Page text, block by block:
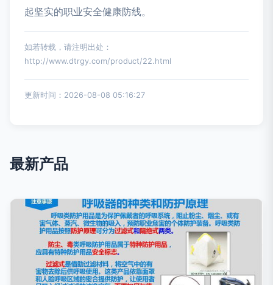
起坚实的职业安全健康防线。
如若转载，请注明出处：
http://www.dtrgy.com/product/22.html
更新时间：2026-08-08 05:16:27
最新产品